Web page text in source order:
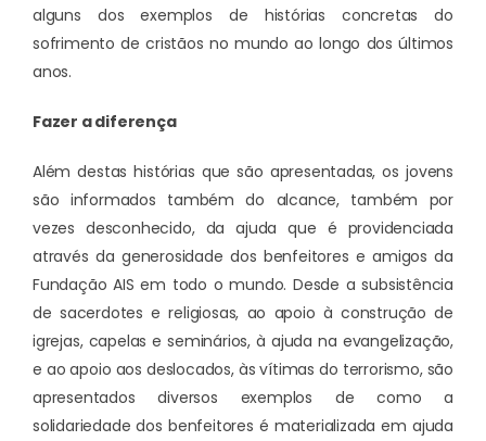
alguns dos exemplos de histórias concretas do
sofrimento de cristãos no mundo ao longo dos últimos
anos.
Fazer a diferença
Além destas histórias que são apresentadas, os jovens
são informados também do alcance, também por
vezes desconhecido, da ajuda que é providenciada
através da generosidade dos benfeitores e amigos da
Fundação AIS em todo o mundo. Desde a subsistência
de sacerdotes e religiosas, ao apoio à construção de
igrejas, capelas e seminários, à ajuda na evangelização,
e ao apoio aos deslocados, às vítimas do terrorismo, são
apresentados diversos exemplos de como a
solidariedade dos benfeitores é materializada em ajuda